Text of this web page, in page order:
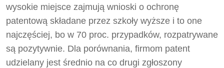
wysokie miejsce zajmują wnioski o ochronę
patentową składane przez szkoły wyższe i to one
najczęściej, bo w 70 proc. przypadków, rozpatrywane
są pozytywnie. Dla porównania, firmom patent
udzielany jest średnio na co drugi zgłoszony